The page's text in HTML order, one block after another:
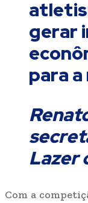
gerar
para
Lazer
Com a